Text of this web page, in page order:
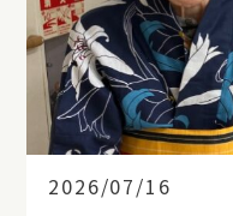
2026/07/16